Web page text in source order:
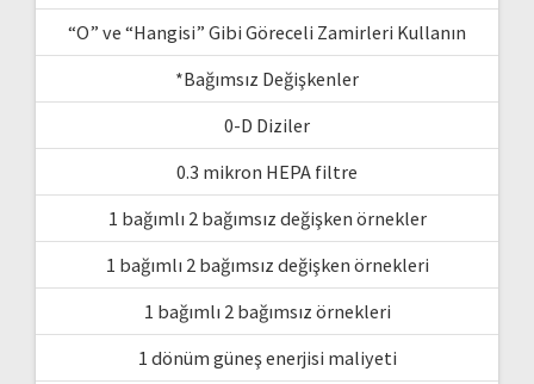
“O” ve “Hangisi” Gibi Göreceli Zamirleri Kullanın
*Bağımsız Değişkenler
0-D Diziler
0.3 mikron HEPA filtre
1 bağımlı 2 bağımsız değişken örnekler
1 bağımlı 2 bağımsız değişken örnekleri
1 bağımlı 2 bağımsız örnekleri
1 dönüm güneş enerjisi maliyeti